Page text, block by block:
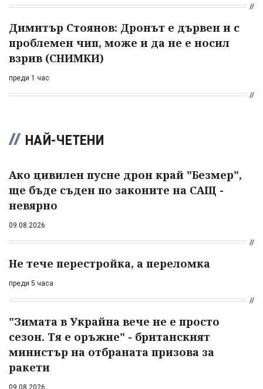
Димитър Стоянов: Дронът е дървен и с
проблемен чип, може и да не е носил
взрив (СНИМКИ)
преди 1 час
НАЙ-ЧЕТЕНИ
Ако цивилен пусне дрон край "Безмер",
ще бъде съден по законите на САЩ -
невярно
09.08.2026
Не тече перестройка, а переломка
преди 5 часа
"Зимата в Украйна вече не е просто
сезон. Тя е оръжие" - британският
министър на отбраната призова за
ракети
09.08.2026